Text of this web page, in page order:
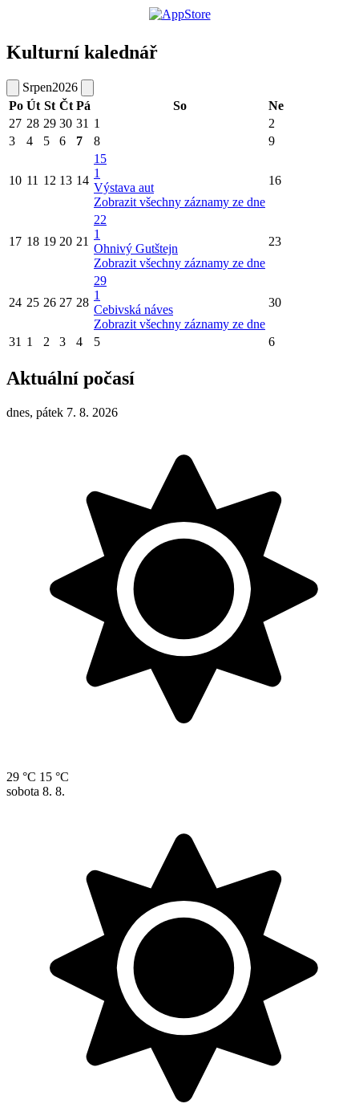
Kulturní kalednář
Srpen2026
Po Út St Čt Pá So
Ne
27 28 29 30 31 1
2
3
4 5 6 7 8 9
10 11 12 13 14
15
1
Výstava aut
Zobrazit všechny záznamy ze dne
16
17 18 19 20 21
22
1
Ohnivý Gutštejn
Zobrazit všechny záznamy ze dne
23
24 25 26 27 28
29
1
Cebivská náves
Zobrazit všechny záznamy ze dne
30
31 1 2 3 4 5 6
Aktuální počasí
dnes, pátek 7. 8. 2026
29 °C 15 °C
sobota 8. 8.